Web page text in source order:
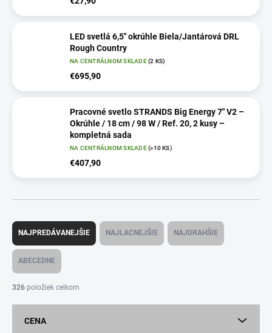
LED svetlá 6,5" okrúhle Biela/Jantárová DRL
Rough Country
NA CENTRÁLNOM SKLADE(2 KS)
€695,90
Pracovné svetlo STRANDS Big Energy 7" V2 –
Okrúhle / 18 cm / 98 W / Ref. 20, 2 kusy –
kompletná sada
NA CENTRÁLNOM SKLADE(>10 KS)
€407,90
R
d
n
i
NAJPREDÁVANEJŠIE NAJLACNEJŠIE NAJDRAHŠIE
ABECEDNE
326 položiek celkom
CENA